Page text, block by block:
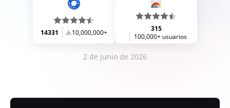
14331 10,000,000+
315
100,000+ usuarios
2 de junio de 2026